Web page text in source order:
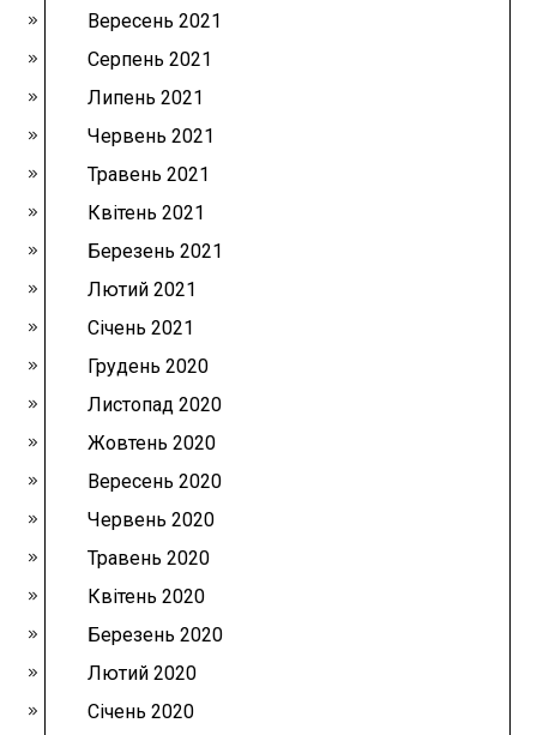
Вересень 2021
Серпень 2021
Липень 2021
Червень 2021
Травень 2021
Квітень 2021
Березень 2021
Лютий 2021
Січень 2021
Грудень 2020
Листопад 2020
Жовтень 2020
Вересень 2020
Червень 2020
Травень 2020
Квітень 2020
Березень 2020
Лютий 2020
Січень 2020